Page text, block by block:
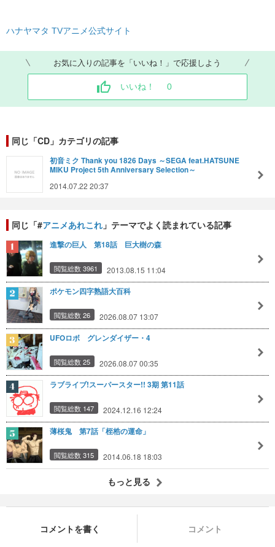
ハナヤマタ TVアニメ公式サイト
お気に入りの記事を「いいね！」で応援しよう
いいね！ 0
同じ「CD」カテゴリの記事
初音ミク Thank you 1826 Days ～SEGA feat.HATSUNE
MIKU Project 5th Anniversary Selection～
2014.07.22 20:37
同じ「#アニメあれこれ 」テーマでよく読まれている記事
進撃の巨人 第18話 巨大樹の森
閲覧総数 3961 2013.08.15 11:04
ポケモン四字熟語大百科
閲覧総数 26 2026.08.07 13:07
UFOロボ グレンダイザー・4
閲覧総数 25 2026.08.07 00:35
ラブライブ!スーパースター!! 3期 第11話
閲覧総数 147 2024.12.16 12:24
薄桜鬼 第7話「桎梏の運命」
閲覧総数 315 2014.06.18 18:03
もっと見る
コメントを書く コメント